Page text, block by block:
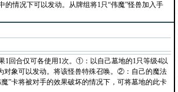
情况下可以发动。从牌组将1只“伟魔”怪兽加入手
回合仅可各使用1次。①：以自己墓地的1只等级4以
对象可以发动。将该怪兽特殊召唤。②：自己的魔法
”卡将被对手的效果破坏的情况下，可将墓地的此卡